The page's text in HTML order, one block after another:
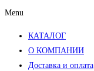
Menu
КАТАЛОГ
О КОМПАНИИ
Доставка и оплата